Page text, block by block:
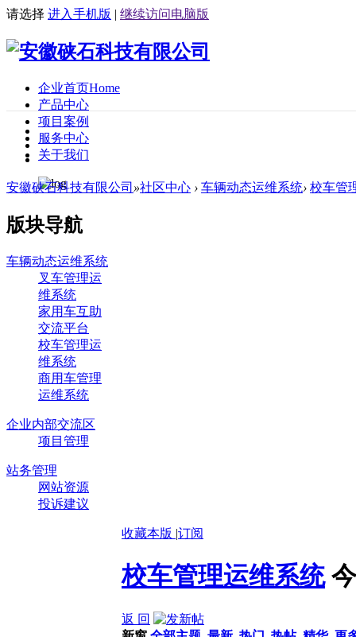
请选择 进入手机版 | 继续访问电脑版
企业首页Home
产品中心
项目案例
服务中心
关于我们
安徽硖石科技有限公司 »社区中心 › 车辆动态运维系统› 校车管
版块导航
车辆动态运维系统
叉车管理运
维系统
家用车互助
交流平台
校车管理运
维系统
商用车管理
运维系统
企业内部交流区
项目管理
站务管理
网站资源
投诉建议
收藏本版 |订阅
校车管理运维系统
返 回